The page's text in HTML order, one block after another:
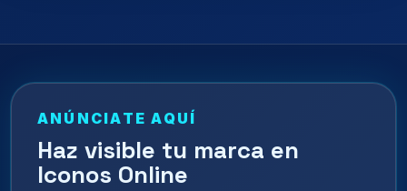
entradas
ANÚNCIATE AQUÍ
Haz visible tu marca en
Iconos Online